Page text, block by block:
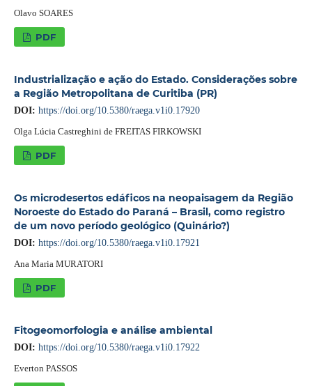
Olavo SOARES
PDF
Industrialização e ação do Estado. Considerações sobre
a Região Metropolitana de Curitiba (PR)
DOI: https://doi.org/10.5380/raega.v1i0.17920
Olga Lúcia Castreghini de FREITAS FIRKOWSKI
PDF
Os microdesertos edáficos na neopaisagem da Região
Noroeste do Estado do Paraná – Brasil, como registro
de um novo período geológico (Quinário?)
DOI: https://doi.org/10.5380/raega.v1i0.17921
Ana Maria MURATORI
PDF
Fitogeomorfologia e análise ambiental
DOI: https://doi.org/10.5380/raega.v1i0.17922
Everton PASSOS